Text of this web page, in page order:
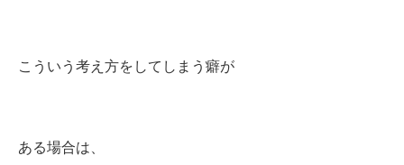
こういう考え方をしてしまう癖が
ある場合は、